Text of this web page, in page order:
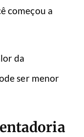
começou a
da
ser menor